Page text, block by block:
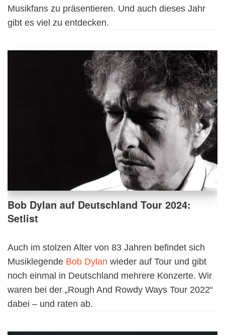
Musikfans zu präsentieren. Und auch dieses Jahr
gibt es viel zu entdecken.
Bob Dylan auf Deutschland Tour 2024:
Setlist
Auch im stolzen Alter von 83 Jahren befindet sich
Musiklegende Bob Dylan wieder auf Tour und gibt
noch einmal in Deutschland mehrere Konzerte. Wir
waren bei der „Rough And Rowdy Ways Tour 2022“
dabei – und raten ab.